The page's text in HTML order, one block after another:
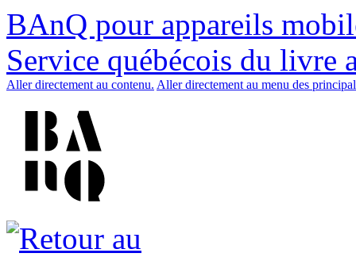
BAnQ pour appareils
Service québécois du livre
Aller directement au contenu. Aller directement au menu des